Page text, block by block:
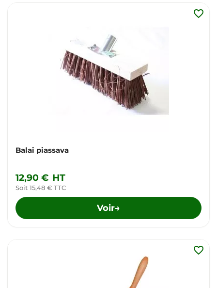
Balai piassava
12,90 € HT
Soit 15,48 € TTC
Voir→
favorite_border
favorite_border